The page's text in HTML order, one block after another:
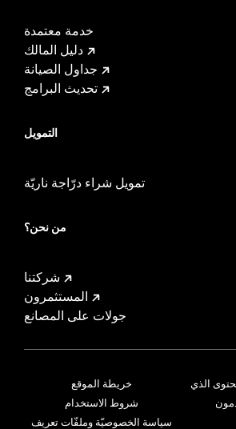
خدمة معتمدة
دليل المالك
جداول الصيانة
تحديث البرامج
التمويل
تمويل شراء درّاجة ناريّة
من نحن؟
شركتنا
المستثمرون
جولات على المصانع
خريطة الموقع
شروط الاستخدام
سياسة الخصوصيّة وملفّات تعريف
الذي